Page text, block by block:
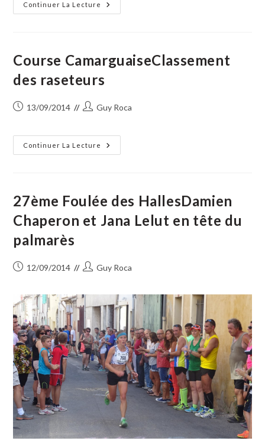
Continuer La Lecture
Mécano
Ressort
Course CamarguaiseClassement
des raseteurs
Publication
13/09/2014
Auteur/autrice
publication :
Guy Roca
Continuer La Lecture
Course
CamarguaiseClassement
27ème Foulée des HallesDamien
Chaperon et Jana Lelut en tête du
palmarès
Publication
12/09/2014
Auteur/autrice
publication :
Guy Roca